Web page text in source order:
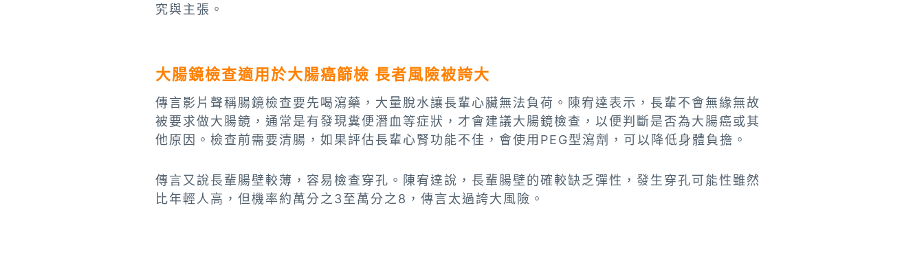
究與主張。
大腸鏡檢查適用於大腸癌篩檢 長者風險被誇大
傳言影片聲稱腸鏡檢查要先喝瀉藥，大量脫水讓長輩心臟無法負荷。陳宥達表示，長輩不會無緣無故
被要求做大腸鏡，通常是有發現糞便潛血等症狀，才會建議大腸鏡檢查，以便判斷是否為大腸癌或其
他原因。檢查前需要清腸，如果評估長輩心腎功能不佳，會使用PEG型瀉劑，可以降低身體負擔。
傳言又說長輩腸壁較薄，容易檢查穿孔。陳宥達說，長輩腸壁的確較缺乏彈性，發生穿孔可能性雖然
比年輕人高，但機率約萬分之3至萬分之8，傳言太過誇大風險。